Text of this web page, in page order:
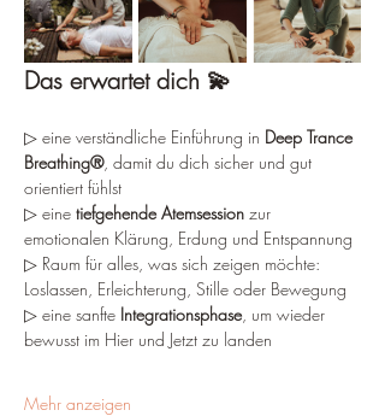
Das erwartet dich 💫
▷ eine verständliche Einführung in Deep Trance
Breathing®, damit du dich sicher und gut
orientiert fühlst
▷ eine tiefgehende Atemsession zur
emotionalen Klärung, Erdung und Entspannung
▷ Raum für alles, was sich zeigen möchte:
Loslassen, Erleichterung, Stille oder Bewegung
▷ eine sanfte Integrationsphase, um wieder
bewusst im Hier und Jetzt zu landen
Mehr anzeigen